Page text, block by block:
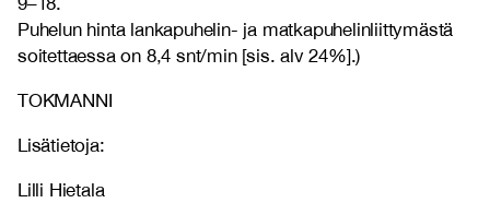
Puhelun hinta lankapuhelin- ja matkapuhelinliittymästä
soitettaessa on 8,4 snt/min [sis. alv 24%].)
TOKMANNI
Lisätietoja:
Lilli Hietala